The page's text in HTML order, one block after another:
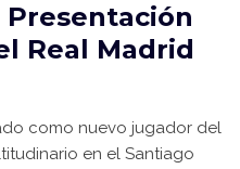
Presentación
Real Madrid
como nuevo jugador del
en el Santiago